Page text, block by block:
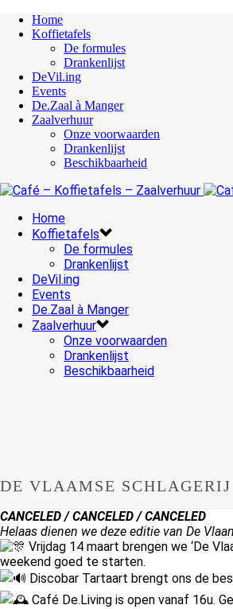
Home
Koffietafels
De formules
Drankenlijst
DeVil.ing
Events
De.Zaal à Manger
Zaalverhuur
Onze voorwaarden
Drankenlijst
Beschikbaarheid
Home
Koffietafels
De formules
Drankenlijst
DeVil.ing
Events
De.Zaal à Manger
Zaalverhuur
Onze voorwaarden
Drankenlijst
Beschikbaarheid
DE VLAAMSE
CANCELED / CANCELED / CANCELED
Helaas dienen we deze editie van De
Vrijdag 14 maart brengen we ‘De
weekend goed te starten.
Discobar Tartaart brengt ons de
Café De.Living is open vanaf 16u.